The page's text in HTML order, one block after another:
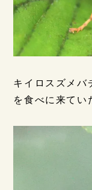
キイロスズメバ
を食べに来てい